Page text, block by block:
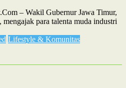
– Wakil Gubernur Jawa Timur,
para talenta muda industri
Lifestyle & Komunitas